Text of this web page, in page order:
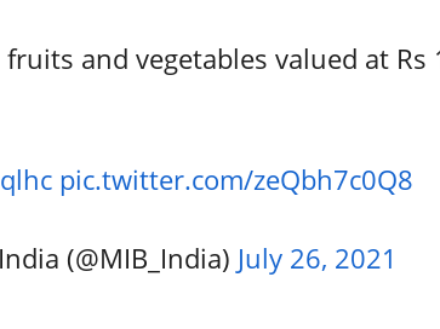
and vegetables valued at
pic.twitter.com/zeQbh7c0Q8
(@MIB_India) July 26, 2021